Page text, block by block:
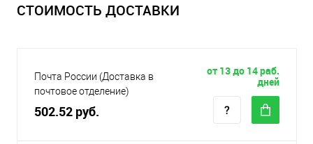
СТОИМОСТЬ ДОСТАВКИ
Почта России (Доставка в
почтовое отделение)
502.52 руб.
от 13 до 14 раб.
дней